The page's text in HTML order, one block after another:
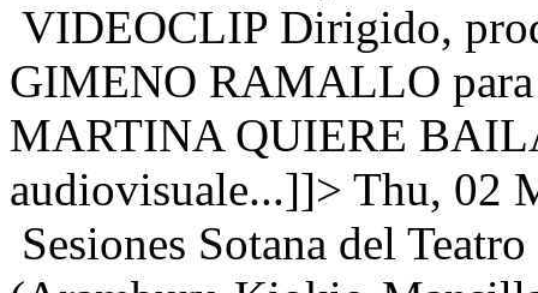
VIDEOCLIP Dirigido,
GIMENO RAMALLO
MARTINA QUIERE
audiovisuale...]]> Thu, 02
Sesiones Sotana del